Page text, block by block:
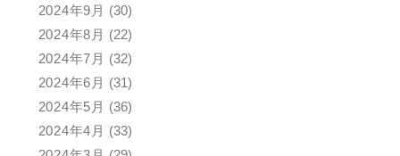
2024年9月 (30)
2024年8月 (22)
2024年7月 (32)
2024年6月 (31)
2024年5月 (36)
2024年4月 (33)